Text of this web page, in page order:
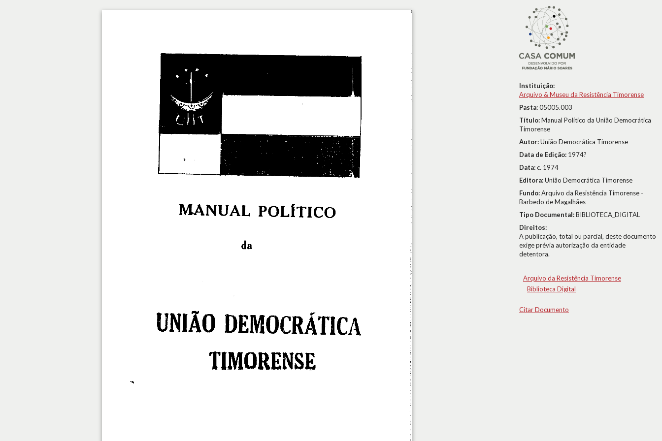
Instituição:
Arquivo & Museu da Resistência Timorense
Pasta:05005.003
Título:Manual Político da União Democrática
Timorense
Autor:União Democrática Timorense
Data de Edição: 1974?
Data:c. 1974
Editora:União Democrática Timorense
Fundo:Arquivo da Resistência Timorense -
Barbedo de Magalhães
Tipo Documental:BIBLIOTECA_DIGITAL
Direitos:
A publicação, total ou parcial, deste documento
exige prévia autorização da entidade
detentora.
Arquivo da Resistência Timorense
Biblioteca Digital
Citar Documento